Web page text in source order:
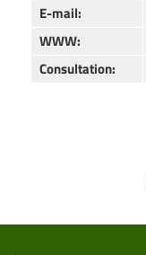
E-mail:
WWW:
Consultation: